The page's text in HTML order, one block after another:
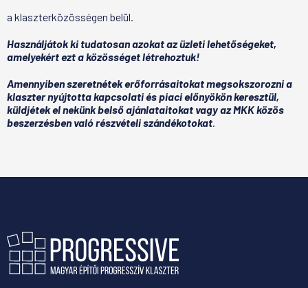
a klaszterközösségen belül.
Használjátok ki tudatosan azokat az üzleti lehetőségeket,
amelyekért ezt a közösséget létrehoztuk!
Amennyiben szeretnétek erőforrásaitokat megsokszorozni a
klaszter nyújtotta kapcsolati és piaci előnyökön keresztül,
küldjétek el nekünk belső ajánlataitokat vagy az MKK közös
beszerzésben való részvételi szándékotokat